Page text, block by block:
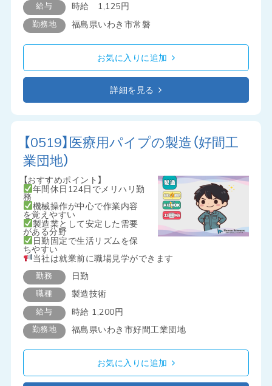
給与 時給 1,125円
勤務地 福島県いわき市常磐
お気に入りに追加
詳細を見る
【0519】医療用パイプの製造（好間工
業団地）
【おすすめポイント】
年間休日124日でメリハリ勤
務
機械操作が中心で作業内容
を覚えやすい
製造業として安定した需要
がある分野
日勤固定で生活リズムを保
ちやすい
当社は就業前に職場見学ができます
勤務 日勤
職種 製造技術
給与 時給 1,200円
勤務地 福島県いわき市好間工業団地
お気に入りに追加